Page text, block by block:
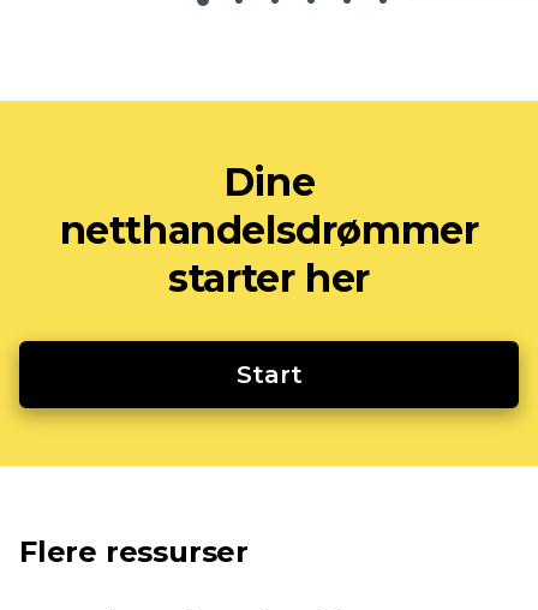
Dine
netthandelsdrømmer
starter her
Start
Flere ressurser